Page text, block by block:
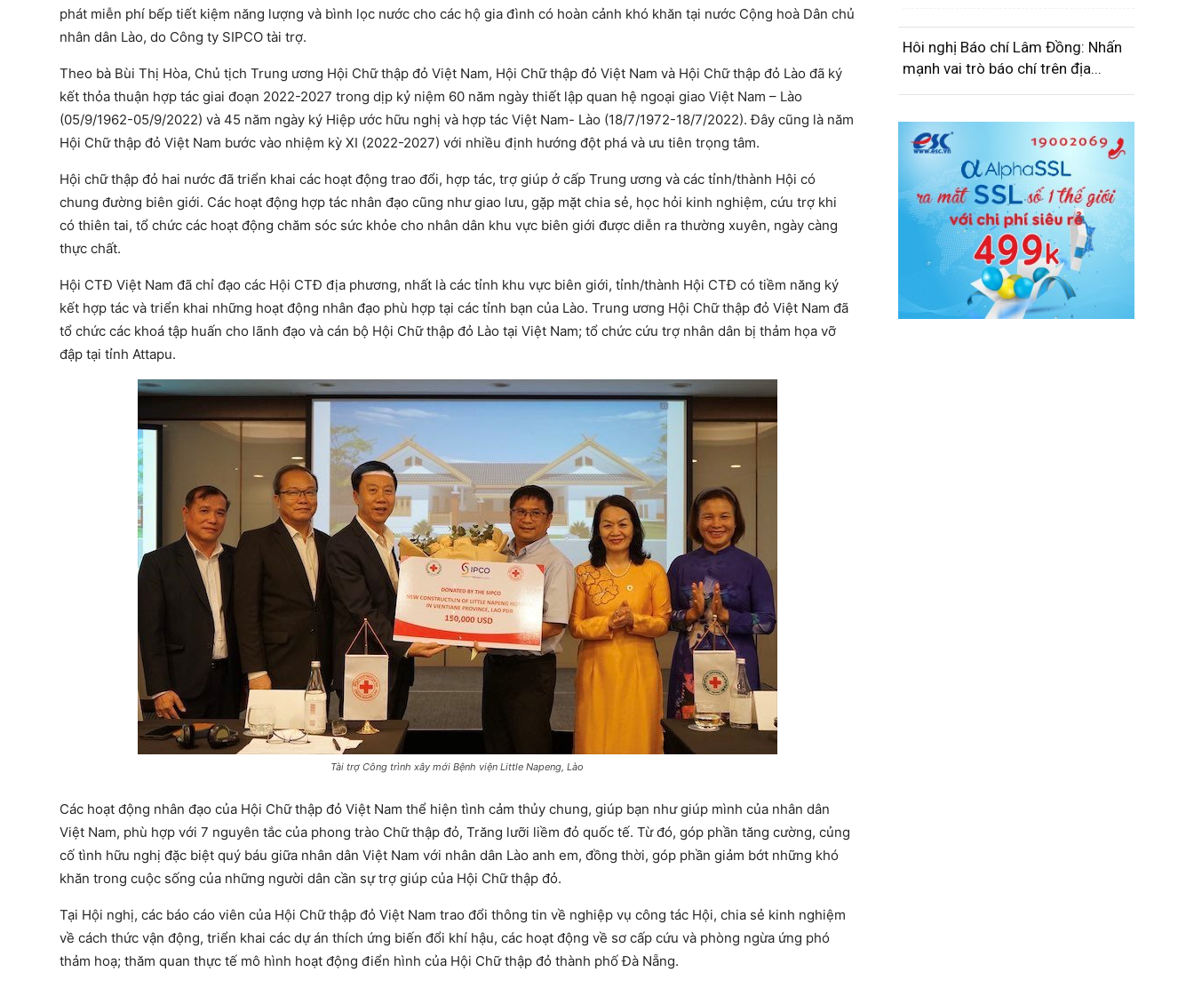
phát miễn phí bếp tiết kiệm năng lượng và bình lọc nước cho các hộ gia đình có hoàn cảnh khó khăn tại nước Cộng hoà Dân chủ
nhân dân Lào, do Công ty SIPCO tài trợ.
Theo bà Bùi Thị Hòa, Chủ tịch Trung ương Hội Chữ thập đỏ Việt Nam, Hội Chữ thập đỏ Việt Nam và Hội Chữ thập đỏ Lào đã ký
kết thỏa thuận hợp tác giai đoạn 2022-2027 trong dịp kỷ niệm 60 năm ngày thiết lập quan hệ ngoại giao Việt Nam – Lào
(05/9/1962-05/9/2022) và 45 năm ngày ký Hiệp ước hữu nghị và hợp tác Việt Nam- Lào (18/7/1972-18/7/2022). Đây cũng là năm
Hội Chữ thập đỏ Việt Nam bước vào nhiệm kỳ XI (2022-2027) với nhiều định hướng đột phá và ưu tiên trọng tâm.
Hội chữ thập đỏ hai nước đã triển khai các hoạt động trao đổi, hợp tác, trợ giúp ở cấp Trung ương và các tỉnh/thành Hội có
chung đường biên giới. Các hoạt động hợp tác nhân đạo cũng như giao lưu, gặp mặt chia sẻ, học hỏi kinh nghiệm, cứu trợ khi
có thiên tai, tổ chức các hoạt động chăm sóc sức khỏe cho nhân dân khu vực biên giới được diễn ra thường xuyên, ngày càng
thực chất.
Hội CTĐ Việt Nam đã chỉ đạo các Hội CTĐ địa phương, nhất là các tỉnh khu vực biên giới, tỉnh/thành Hội CTĐ có tiềm năng ký
kết hợp tác và triển khai những hoạt động nhân đạo phù hợp tại các tỉnh bạn của Lào. Trung ương Hội Chữ thập đỏ Việt Nam đã
tổ chức các khoá tập huấn cho lãnh đạo và cán bộ Hội Chữ thập đỏ Lào tại Việt Nam; tổ chức cứu trợ nhân dân bị thảm họa vỡ
đập tại tỉnh Attapu.
Tài trợ Công trình xây mới Bệnh viện Little Napeng, Lào
Các hoạt động nhân đạo của Hội Chữ thập đỏ Việt Nam thể hiện tình cảm thủy chung, giúp bạn như giúp mình của nhân dân
Việt Nam, phù hợp với 7 nguyên tắc của phong trào Chữ thập đỏ, Trăng lưỡi liềm đỏ quốc tế. Từ đó, góp phần tăng cường, củng
cố tình hữu nghị đặc biệt quý báu giữa nhân dân Việt Nam với nhân dân Lào anh em, đồng thời, góp phần giảm bớt những khó
khăn trong cuộc sống của những người dân cần sự trợ giúp của Hội Chữ thập đỏ.
Tại Hội nghị, các báo cáo viên của Hội Chữ thập đỏ Việt Nam trao đổi thông tin về nghiệp vụ công tác Hội, chia sẻ kinh nghiệm
về cách thức vận động, triển khai các dự án thích ứng biến đổi khí hậu, các hoạt động về sơ cấp cứu và phòng ngừa ứng phó
thảm hoạ; thăm quan thực tế mô hình hoạt động điển hình của Hội Chữ thập đỏ thành phố Đà Nẵng.
Hôi nghị Báo chí Lâm Đồng: Nhấn
mạnh vai trò báo chí trên địa...